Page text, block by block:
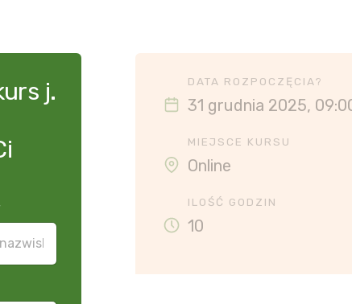
j.
DATA ROZPOCZĘCIA?
31 grudnia 2025,
MIEJSCE KURSU
Online
ILOŚĆ GODZIN
10